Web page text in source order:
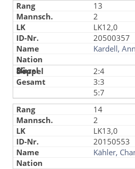
13
2
LK12,0
20500357
Kardell,
2:4
3:3
5:7
14
2
LK13,0
20150553
Kähler,